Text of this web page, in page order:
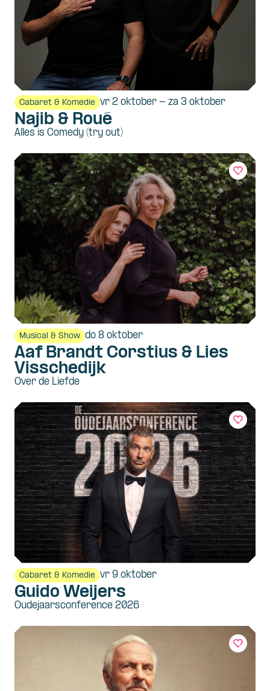
Cabaret & Komedie vr 2 oktober - za 3 oktober
Najib & Roué
Alles is Comedy (try out)
Musical & Show do 8 oktober
Aaf Brandt Corstius & Lies
Visschedijk
Over de Liefde
Cabaret & Komedie vr 9 oktober
Guido Weijers
Oudejaarsconference 2026